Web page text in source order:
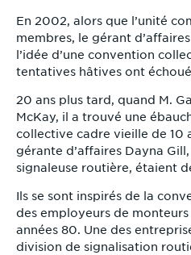
En 2002, alors que l’unité
membres, le gérant
l’idée d’une convention
tentatives hâtives ont
20 ans plus tard, quand M.
McKay, il a trouvé une
collective cadre vieille de 10
gérante d’affaires Dayna
signaleuse routière, étaient
Ils se sont inspirés de la
des employeurs de
années 80. Une des
division de signalisation